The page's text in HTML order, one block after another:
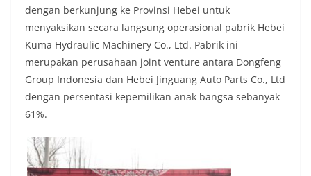
dengan berkunjung ke Provinsi Hebei untuk
menyaksikan secara langsung operasional pabrik Hebei
Kuma Hydraulic Machinery Co., Ltd. Pabrik ini
merupakan perusahaan joint venture antara Dongfeng
Group Indonesia dan Hebei Jinguang Auto Parts Co., Ltd
dengan persentasi kepemilikan anak bangsa sebanyak
61%.